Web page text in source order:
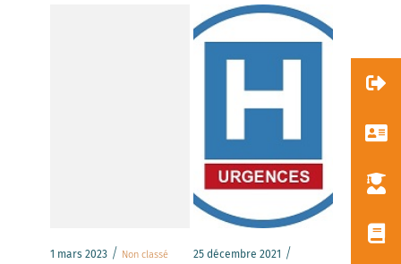
1 mars 2023/ Non classé 25 décembre 2021 /